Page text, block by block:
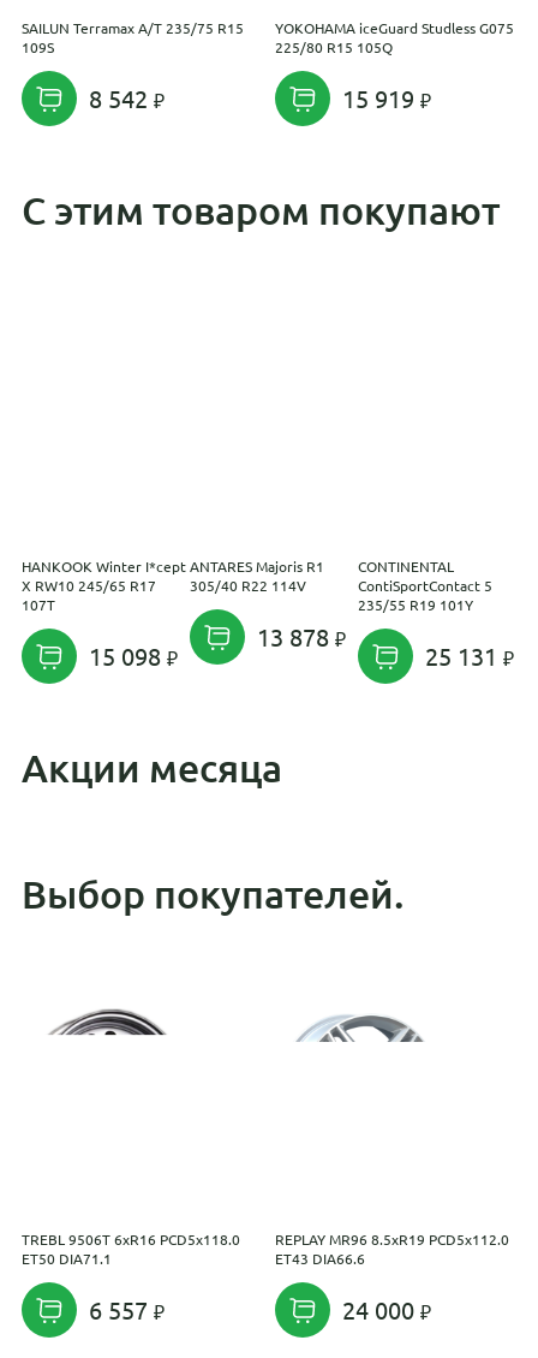
SAILUN Terramax A/T 235/75 R15
109S
8 542
YOKOHAMA iceGuard Studless G075
225/80 R15 105Q
15 919
С этим товаром покупают
HANKOOK Winter I*cept
X RW10 245/65 R17
107T
15 098
ANTARES Majoris R1
305/40 R22 114V
13 878
CONTINENTAL
ContiSportContact 5
235/55 R19 101Y
25 131
Акции месяца
Выбор покупателей.
TREBL 9506Т 6xR16 PCD5x118.0
ET50 DIA71.1
6 557
REPLAY MR96 8.5xR19 PCD5x112.0
ET43 DIA66.6
24 000